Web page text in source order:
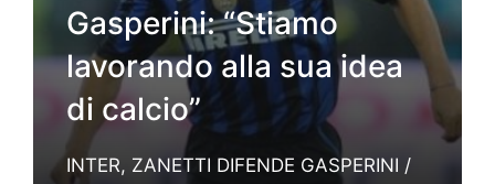
Gasperini: “Stiamo
lavorando alla sua idea
di calcio”
INTER, ZANETTI DIFENDE GASPERINI /